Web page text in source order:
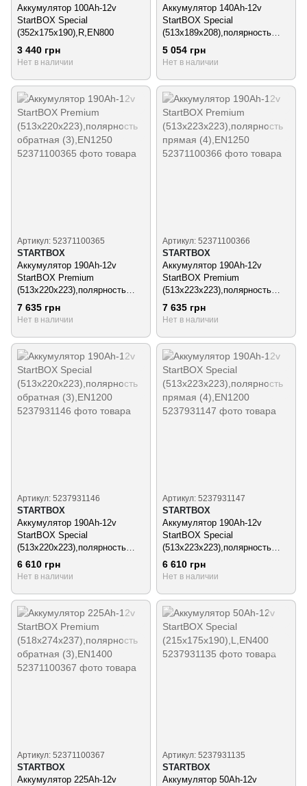
Аккумулятор 100Ah-12v
StartBOX Special
(352x175x190),R,EN800
3 440 грн
Нет в наличии
Аккумулятор 140Ah-12v
StartBOX Special
(513x189x208),полярность
обратная (3),EN900
5 054 грн
Нет в наличии
Артикул: 52371100365
STARTBOX
Аккумулятор 190Ah-12v
StartBOX Premium
(513x220x223),полярность
обратная (3),EN1250
7 635 грн
Нет в наличии
Артикул: 52371100366
STARTBOX
Аккумулятор 190Ah-12v
StartBOX Premium
(513x223x223),полярность
прямая (4),EN1250
7 635 грн
Нет в наличии
Артикул: 5237931146
STARTBOX
Аккумулятор 190Ah-12v
StartBOX Special
(513x220x223),полярность
обратная (3),EN1200
6 610 грн
Нет в наличии
Артикул: 5237931147
STARTBOX
Аккумулятор 190Ah-12v
StartBOX Special
(513x223x223),полярность
прямая (4),EN1200
6 610 грн
Нет в наличии
Артикул: 52371100367
STARTBOX
Аккумулятор 225Ah-12v
Артикул: 5237931135
STARTBOX
Аккумулятор 50Ah-12v